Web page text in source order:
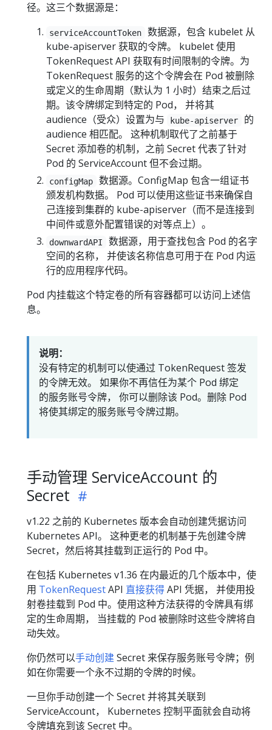
径。这三个数据源是：
serviceAccountToken
数据源，包含 kubelet 从
kube-apiserver 获取的令牌。 kubelet 使用
TokenRequest API 获取有时间限制的令牌。为
TokenRequest 服务的这个令牌会在 Pod 被删除
或定义的生命周期（默认为 1 小时）结束之后过
期。该令牌绑定到特定的 Pod， 并将其
audience（受众）设置为与
kube-apiserver
的
audience 相匹配。 这种机制取代了之前基于
Secret 添加卷的机制，之前 Secret 代表了针对
Pod 的 ServiceAccount 但不会过期。
configMap
数据源。ConfigMap 包含一组证书
颁发机构数据。 Pod 可以使用这些证书来确保自
己连接到集群的 kube-apiserver（而不是连接到
中间件或意外配置错误的对等点上）。
downwardAPI
数据源，用于查找包含 Pod 的名字
空间的名称， 并使该名称信息可用于在 Pod 内运
行的应用程序代码。
Pod 内挂载这个特定卷的所有容器都可以访问上述信
息。
说明：
没有特定的机制可以使通过 TokenRequest 签发
的令牌无效。 如果你不再信任为某个 Pod 绑定
的服务账号令牌， 你可以删除该 Pod。删除 Pod
将使其绑定的服务账号令牌过期。
手动管理 ServiceAccount 的
Secret
v1.22 之前的 Kubernetes 版本会自动创建凭据访问
Kubernetes API。 这种更老的机制基于先创建令牌
Secret，然后将其挂载到正运行的 Pod 中。
在包括 Kubernetes v1.36 在内最近的几个版本中，使
用 TokenRequestAPI 直接获得API 凭据， 并使用投
射卷挂载到 Pod 中。使用这种方法获得的令牌具有绑
定的生命周期， 当挂载的 Pod 被删除时这些令牌将自
动失效。
你仍然可以手动创建Secret 来保存服务账号令牌；例
如在你需要一个永不过期的令牌的时候。
一旦你手动创建一个 Secret 并将其关联到
ServiceAccount， Kubernetes 控制平面就会自动将
令牌填充到该 Secret 中。